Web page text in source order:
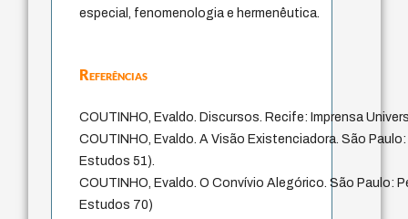
especial, fenomenologia e hermenêutica.
Referências
COUTINHO, Evaldo. Discursos. Recife: Imprensa
COUTINHO, Evaldo. A Visão Existenciadora. São
Estudos 51).
COUTINHO, Evaldo. O Convívio Alegórico. São Paulo:
Estudos 70)